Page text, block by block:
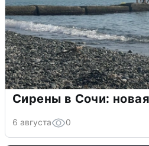
Сирены в Сочи:
6 августа 0